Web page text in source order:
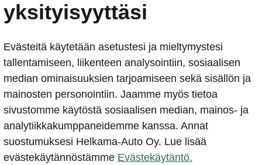
onnistuminen edellyttää?
vielä saanut päivitysilmoituksia?
ilmoituksen, jossa kerrottiin, että päivitys on
Miten löydän sen?
päivityksen ilman datayhteyttä?
yksityisyyttäsi
Evästeitä käytetään asetustesi ja mieltymystesi
tallentamiseen, liikenteen analysointiin, sosiaalisen
median ominaisuuksien tarjoamiseen sekä sisällön ja
mainosten personointiin. Jaamme myös tietoa
sivustomme käytöstä sosiaalisen median, mainos- ja
analytiikkakumppaneidemme kanssa. Annat
suostumuksesi Helkama-Auto Oy. Lue lisää
evästekäytännöstämme Evästekäytäntö.